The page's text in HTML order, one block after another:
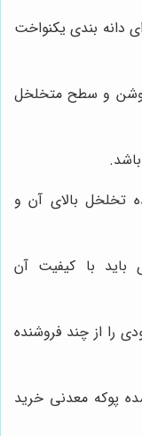
دانه بندی یکنواخت
روشن و سطح متخلخل
تخلخل بالای آن و
باید با کیفیت آن
را از چند فروشنده
پوکه معدنی خرید